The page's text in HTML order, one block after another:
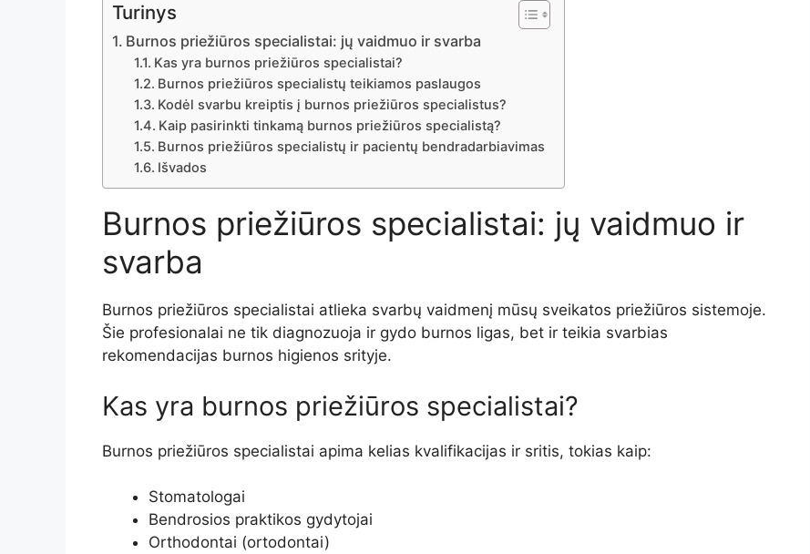
Turinys
Burnos priežiūros specialistai: jų vaidmuo ir svarba
Kas yra burnos priežiūros specialistai?
Burnos priežiūros specialistų teikiamos paslaugos
Kodėl svarbu kreiptis į burnos priežiūros specialistus?
Kaip pasirinkti tinkamą burnos priežiūros specialistą?
Burnos priežiūros specialistų ir pacientų bendradarbiavimas
Išvados
Burnos priežiūros specialistai: jų vaidmuo ir
svarba
Burnos priežiūros specialistai atlieka svarbų vaidmenį mūsų sveikatos priežiūros sistemoje.
Šie profesionalai ne tik diagnozuoja ir gydo burnos ligas, bet ir teikia svarbias
rekomendacijas burnos higienos srityje.
Kas yra burnos priežiūros specialistai?
Burnos priežiūros specialistai apima kelias kvalifikacijas ir sritis, tokias kaip:
Stomatologai
Bendrosios praktikos gydytojai
Orthodontai (ortodontai)